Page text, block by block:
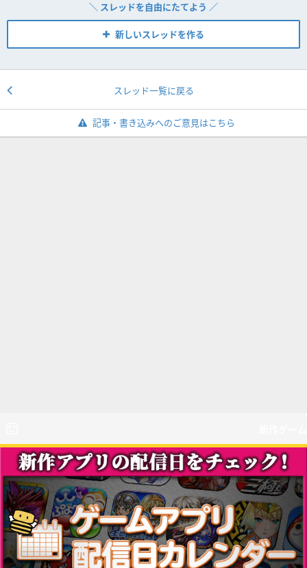
＼ スレッドを自由にたてよう ／
新しいスレッドを作る
スレッド一覧に戻る
記事・書き込みへのご意見はこちら